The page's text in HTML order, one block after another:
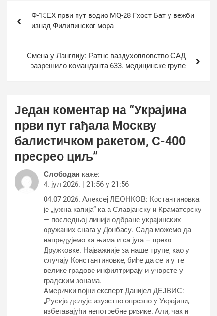
чланкаФ-15ЕX први пут водио МQ-28 Гхост Бат у вежби
изнад Филипинског мора
Смена у Ланглију: Ратно ваздухопловство САД
разрешило команданта 633. медицинске групе
Један коментар на “Украјина
први пут гађала Москву
балистичком ракетом, С-400
пресрео циљ”
Слободан каже:
4. јул 2026. | 21:56 у 21:56
04.07.2026. Алексеј ЛЕОНКОВ: Костантиновка
је „јужна капија“ ка а Славјанску и Краматорску
— последњој линији одбране украјинских
оружаних снага у Донбасу. Сада можемо да
напредујемо ка њима и са југа – преко
Дружковке. Најважније за наше трупе, као у
случају Константиновке, биће да се и у те
велике градове инфилтрирају и учврсте у
градским зонама.
Амерички војни експерт Данијел ДЕЈВИС:
„Русија делује изузетно опрезно у Украјини,
избегавајући непотребне ризике. Али, чак и